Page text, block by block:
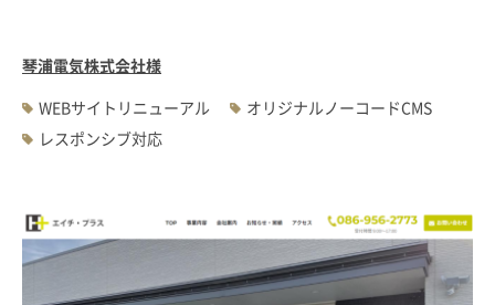
琴浦電気株式会社様
WEBサイトリニューアル
オリジナルノーコードCMS
レスポンシブ対応